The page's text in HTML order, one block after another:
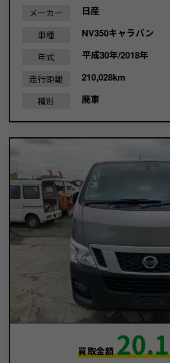
メーカー 日産
車種 NV350キャラバン
年式 平成30年/2018年
走行距離 210,028km
種別 廃車
買取金額20.1